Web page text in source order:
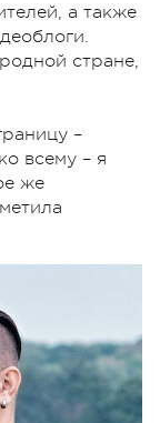
а также
стране,
–
всему – я
же